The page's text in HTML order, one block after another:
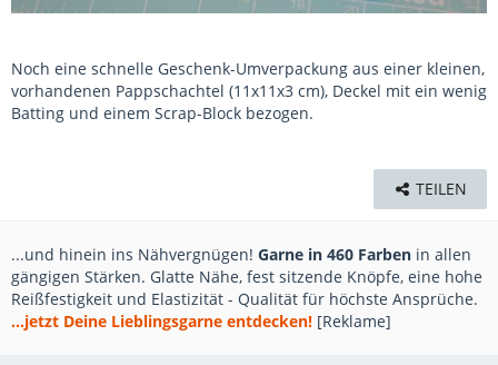
Noch eine schnelle Geschenk-Umverpackung aus einer kleinen,
vorhandenen Pappschachtel (11x11x3 cm), Deckel mit ein wenig
Batting und einem Scrap-Block bezogen.
TEILEN
...und hinein ins Nähvergnügen! Garne in 460 Farben in allen
gängigen Stärken. Glatte Nähe, fest sitzende Knöpfe, eine hohe
Reißfestigkeit und Elastizität - Qualität für höchste Ansprüche.
...jetzt Deine Lieblingsgarne entdecken! [Reklame]